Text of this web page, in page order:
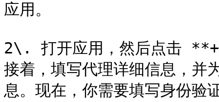
应用。
2\. 打开应用，然后点击
接着，填写代理详细信息，
息。现在，你需要填写身份